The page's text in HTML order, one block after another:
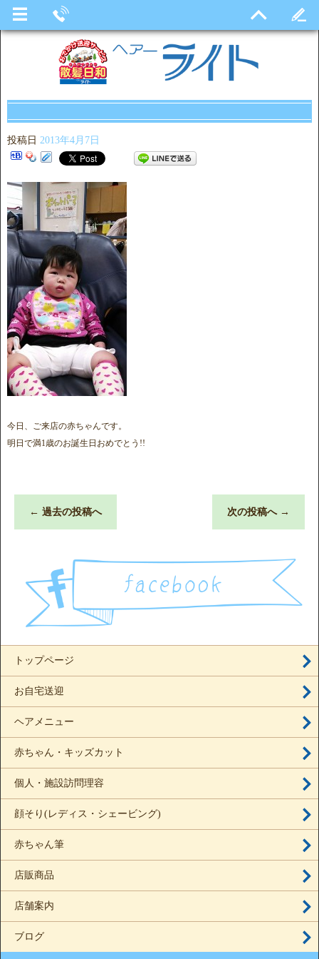
投稿日 2013年4月7日
今日、ご来店の赤ちゃんです。
明日で満1歳のお誕生日おめでとう!!
← 過去の投稿へ 次の投稿へ →
トップページ
お自宅送迎
ヘアメニュー
赤ちゃん・キッズカット
個人・施設訪問理容
顔そり(レディス・シェービング)
赤ちゃん筆
店販商品
店舗案内
ブログ